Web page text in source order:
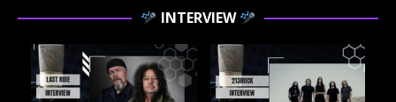
INTERVIEW